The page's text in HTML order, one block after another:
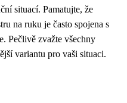
situací. Pamatujte, že
na ruku je často spojena s
Pečlivě zvažte všechny
variantu pro vaši situaci.